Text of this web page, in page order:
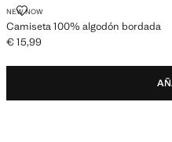
NEW NOW
Camiseta 100% algodón bordada
CAMISETA 100% ALGODÓN
Precio actual [€ 15,99 ]
€ 15,99